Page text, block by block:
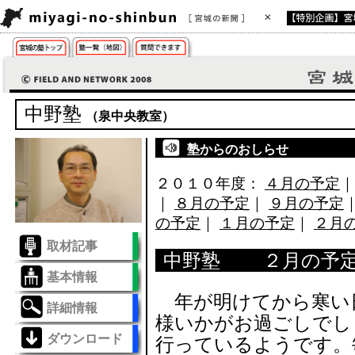
中野塾 （泉中央教室）
塾からのおしらせ
２０１０年度： ４月の予定
８月の予定 ９月の予定
の予定
１月の予定 ２月
中野塾 ２月の予
年が明けてから寒い
様いかがお過ごしで
行っているようです
取材記事
基本情報
詳細情報
ダウンロード